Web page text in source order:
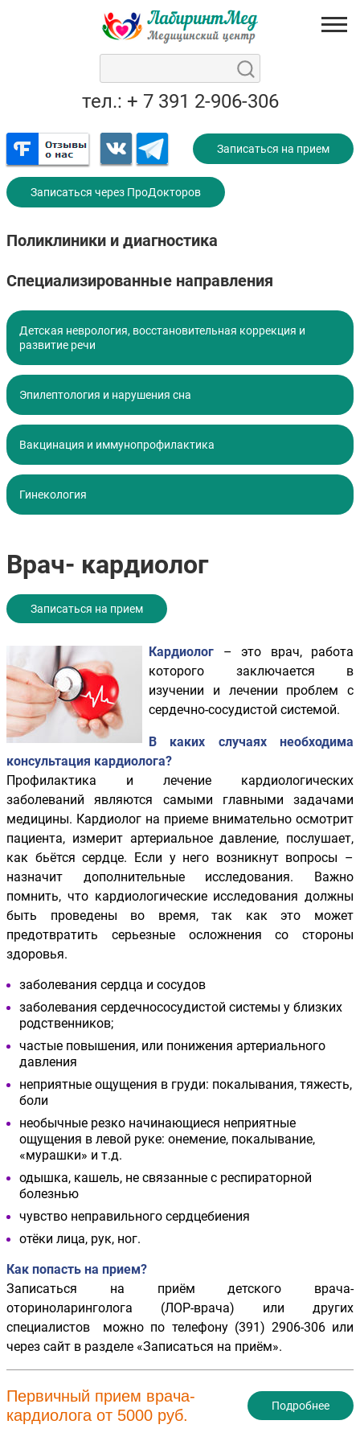
тел.: + 7 391 2-906-306
Записаться на прием
Записаться через ПроДокторов
Поликлиники и диагностика
Специализированные направления
Детская неврология, восстановительная коррекция и
развитие речи
Эпилептология и нарушения сна
Вакцинация и иммунопрофилактика
Гинекология
Врач- кардиолог
Записаться на прием
Кардиолог – это врач, работа
которого заключается в
изучении и лечении проблем с
сердечно-сосудистой системой.
В каких случаях необходима
консультация кардиолога?
Профилактика и лечение кардиологических
заболеваний являются самыми главными задачами
медицины. Кардиолог на приеме внимательно осмотрит
пациента, измерит артериальное давление, послушает,
как бьётся сердце. Если у него возникнут вопросы –
назначит дополнительные исследования. Важно
помнить, что кардиологические исследования должны
быть проведены во время, так как это может
предотвратить серьезные осложнения со стороны
здоровья.
заболевания сердца и сосудов
заболевания сердечнососудистой системы у близких
родственников;
частые повышения, или понижения артериального
давления
неприятные ощущения в груди: покалывания, тяжесть,
боли
необычные резко начинающиеся неприятные
ощущения в левой руке: онемение, покалывание,
«мурашки» и т.д.
одышка, кашель, не связанные с респираторной
болезнью
чувство неправильного сердцебиения
отёки лица, рук, ног.
Как попасть на прием?
Записаться на приём детского врача-
оториноларинголога (ЛОР-врача) или других
специалистов можно по телефону (391) 2906-306 или
через сайт в разделе «Записаться на приём».
Первичный прием врача-
кардиолога от 5000 руб.
Подробнее